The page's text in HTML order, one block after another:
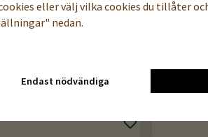
danska / norska / finska
DENNA PRODUKT
eller välj vilka cookies du tillåter
nedan.
Endast nödvändiga